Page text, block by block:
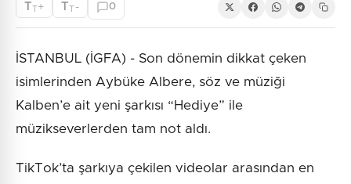
TT+ TT - 0
İSTANBUL (İGFA) - Son dönemin dikkat çeken
isimlerinden Aybüke Albere, söz ve müziği
Kalben’e ait yeni şarkısı “Hediye” ile
müzikseverlerden tam not aldı.
TikTok’ta şarkıya çekilen videolar arasından en